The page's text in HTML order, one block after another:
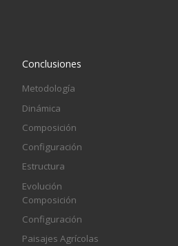
Conclusiones
Metodología
Dinámica
Composición
Configuración
Estructura
Evolución
Composición
Configuración
Paisajes Agrícolas